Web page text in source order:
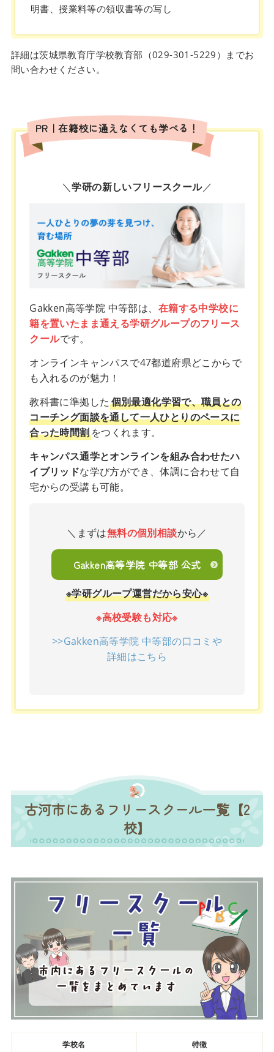
明書、授業料等の領収書等の写し
詳細は茨城県教育庁学校教育部（029-301-5229）までお
問い合わせください。
PR｜在籍校に通えなくても学べる！
＼学研の新しいフリースクール／
Gakken高等学院 中等部は、 在籍する中学校に
籍を置いたまま通える学研グループのフリース
クールです。
オンラインキャンパスで47都道府県どこからで
も入れるのが魅力！
教科書に準拠した個別最適化学習で、職員との
コーチング面談を通して一人ひとりのペースに
合った時間割をつくれます。
キャンパス通学とオンラインを組み合わせたハ
イブリッドな学び方ができ、体調に合わせて自
宅からの受講も可能。
＼まずは無料の個別相談から／
Gakken高等学院 中等部 公式
※学研グループ運営だから安心※
※高校受験も対応※
>>Gakken高等学院 中等部の口コミや
詳細はこちら
古河市にあるフリースクール一覧【2
校】
学校名 特徴